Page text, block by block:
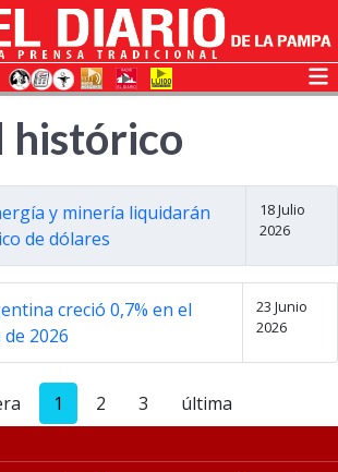
histórico
y minería liquidarán
de dólares
18 Julio
2026
creció 0,7% en el
2026
23 Junio
2026
1 2 3 última